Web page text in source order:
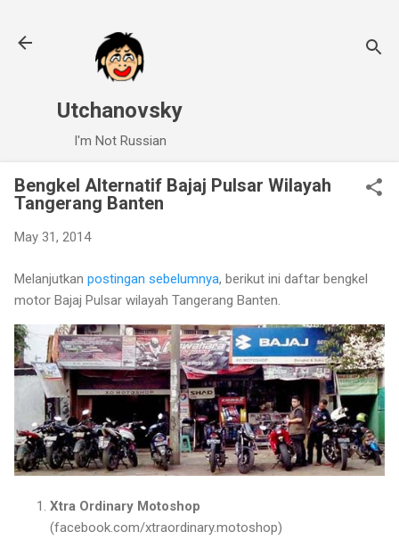
Utchanovsky
I'm Not Russian
Bengkel Alternatif Bajaj Pulsar Wilayah
Tangerang Banten
May 31, 2014
Melanjutkan postingan sebelumnya, berikut ini daftar bengkel
motor Bajaj Pulsar wilayah Tangerang Banten.
Xtra Ordinary Motoshop
(facebook.com/xtraordinary.motoshop)